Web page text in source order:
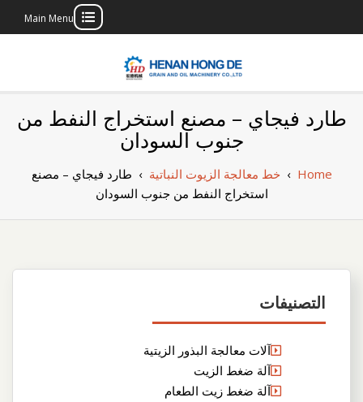
Main Menu
بناء مصنع إنتاج
الزيوت النباتية
الخاص بك
طارد فيجاي – مصنع استخراج النفط من
جنوب السودان
Home
› خط معالجة الزيوت النباتية › طارد فيجاي – مصنع
استخراج النفط من جنوب السودان
التصنيفات
آلات معالجة البذور الزيتية
آلة ضغط الزيت
آلة ضغط زيت الطعام